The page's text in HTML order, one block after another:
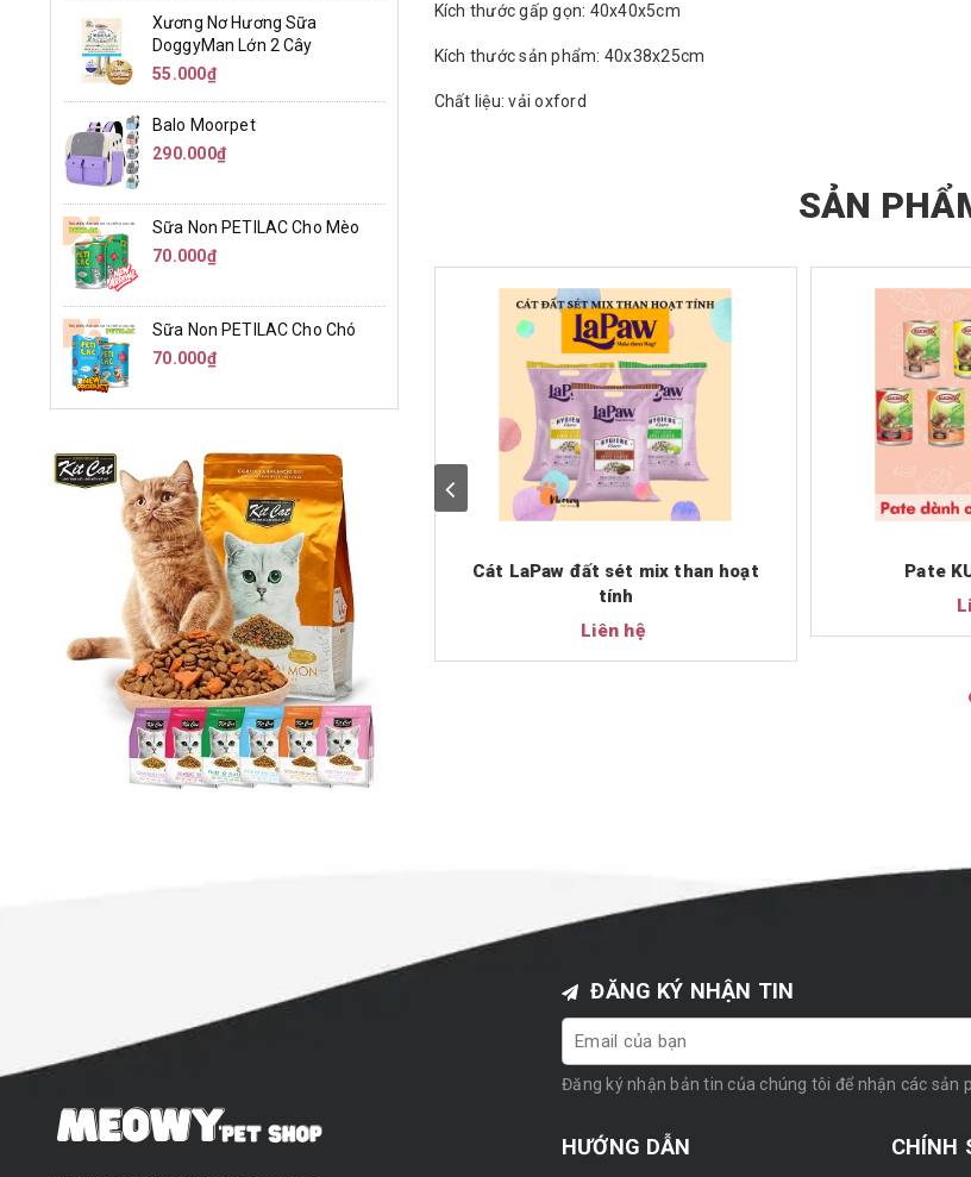
Kích thước gấp gọn: 40x40x5cm
Kích thước sản phẩm: 40x38x25cm
Chất liệu: vải oxford
SẢN
Cát LaPaw đất sét mix than hoạt
tính
Liên hệ
Pate
Xương Nơ Hương Sữa
DoggyMan Lớn 2 Cây
55.000₫
Balo Moorpet
290.000₫
Sữa Non PETILAC Cho Mèo
70.000₫
Sữa Non PETILAC Cho Chó
70.000₫
ĐĂNG KÝ NHẬN TIN
Đăng ký nhận bản tin của chúng tôi để nhận các
HƯỚNG DẪN CHÍNH